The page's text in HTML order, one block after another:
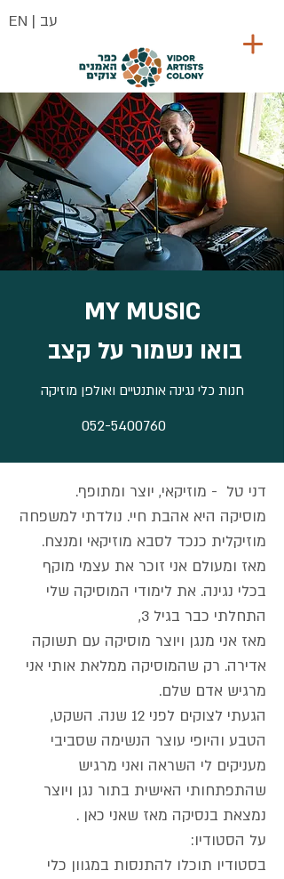
EN | עב
MY MUSIC
בואו נשמור על קצב
חנות כלי נגינה אותנטיים ואולפן מוזיקה
052-5400760
דני טל - מוזיקאי, יוצר ומתופף.
מוסיקה היא אהבת חיי. נולדתי למשפחה
מוזיקלית כנכד לסבא מוזיקאי ומנצח.
מאז ומעולם אני זוכר את עצמי מוקף
בכלי נגינה. את לימודי המוסיקה שלי
התחלתי כבר בגיל 3,
מאז אני מנגן ויוצר מוסיקה עם תשוקה
אדירה. רק שהמוסיקה ממלאת אותי אני
מרגיש אדם שלם.
הגעתי לצוקים לפני 12 שנה. השקט,
הטבע והיופי עוצר הנשימה שסביבי
מעניקים לי השראה ואני מרגיש
שהתפתחותי האישית בתור נגן ויוצר
נמצאת בנסיקה מאז שאני כאן .
על הסטודיו:
בסטודיו תוכלו להתנסות במגוון כלי